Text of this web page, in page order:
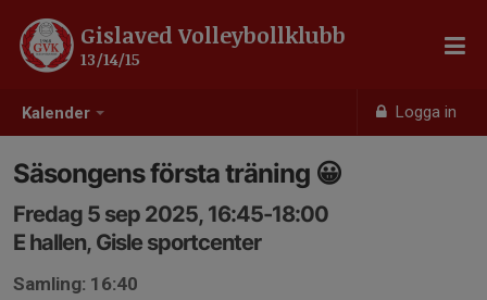
Kalender Logga in
Gislaved Volleybollklubb
13/14/15
Säsongens första träning 😀
Fredag 5 sep 2025, 16:45-18:00
E hallen, Gisle sportcenter
Samling: 16:40